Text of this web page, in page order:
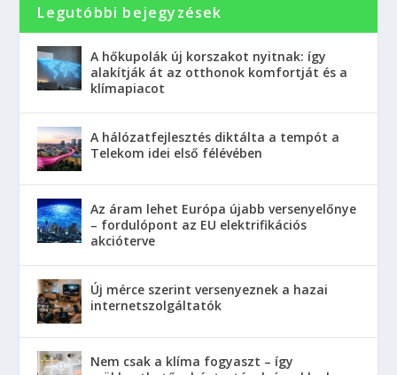
Legutóbbi bejegyzések
A hőkupolák új korszakot nyitnak: így
alakítják át az otthonok komfortját és a
klímapiacot
A hálózatfejlesztés diktálta a tempót a
Telekom idei első félévében
Az áram lehet Európa újabb versenyelőnye
– fordulópont az EU elektrifikációs
akcióterve
Új mérce szerint versenyeznek a hazai
internetszolgáltatók
Nem csak a klíma fogyaszt – így